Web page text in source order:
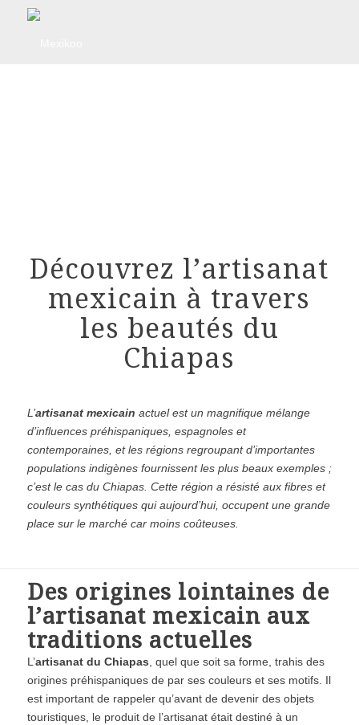
Découvrez l’artisanat
mexicain à travers
les beautés du
Chiapas
L’artisanat mexicain actuel est un magnifique mélange
d’influences préhispaniques, espagnoles et
contemporaines, et les régions regroupant d’importantes
populations indigènes fournissent les plus beaux exemples ;
c’est le cas du Chiapas. Cette région a résisté aux fibres et
couleurs synthétiques qui aujourd’hui, occupent une grande
place sur le marché car moins coûteuses.
Des origines lointaines de
l’artisanat mexicain aux
traditions actuelles
L’artisanat du Chiapas , quel que soit sa forme, trahis des
origines préhispaniques de par ses couleurs et ses motifs. Il
est important de rappeler qu’avant de devenir des objets
touristiques, le produit de l’artisanat était destiné à un